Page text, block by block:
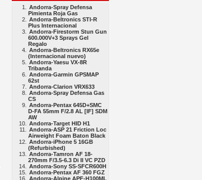
Andorra-Spray Defensa
Pimienta Roja Gas
Andorra-Beltronics STI-R
Plus Internacional
Andorra-Firestorm Stun Gun
600.000V+3 Sprays Gel
Regalo
Andorra-Beltronics RX65e
(Internacional nuevo)
Andorra-Yaesu VX-8R
Tribanda
Andorra-Garmin GPSMAP
62st
Andorra-Clarion VRX633
Andorra-Spray Defensa Gas
CS
Andorra-Pentax 645D+SMC
D-FA 55mm F/2.8 AL [IF] SDM
AW
Andorra-Target HID H1
Andorra-ASP 21 Friction Loc
Airweight Foam Baton Black
Andorra-iPhone 5 16GB
(Refurbished)
Andorra-Tamron AF 18-
270mm F/3.5-6.3 Di II VC PZD
Andorra-Sony SS-SFCR600H
Andorra-Pentax AF 360 FGZ
Andorra-Alpine APF-H100ML